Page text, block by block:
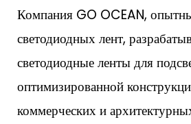
Компания GO OCEAN,
светодиодных лент,
светодиодные ленты для
оптимизированной
коммерческих и